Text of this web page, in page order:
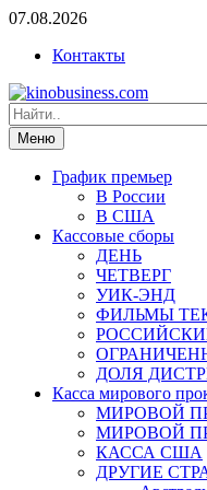
07.08.2026
Контакты
Меню
График премьер
В России
В США
Кассовые сборы
ДЕНЬ
ЧЕТВЕРГ
УИК-ЭНД
ФИЛЬМЫ
ДОЛЯ
Касса мирового
МИРОВОЙ
МИРОВОЙ
КАССА США
ДРУГИЕ